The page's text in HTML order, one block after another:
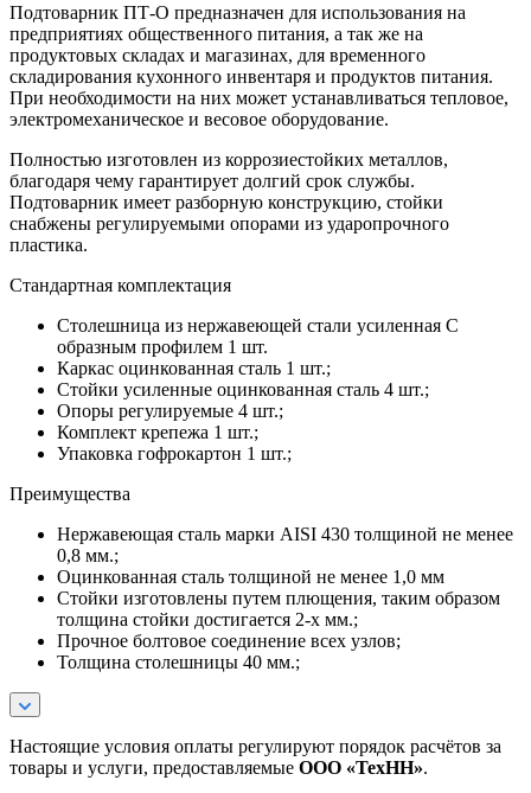
Подтоварник ПТ-О предназначен для использования на
предприятиях общественного питания, а так же на
продуктовых складах и магазинах, для временного
складирования кухонного инвентаря и продуктов питания.
При необходимости на них может устанавливаться тепловое,
электромеханическое и весовое оборудование.
Полностью изготовлен из коррозиестойких металлов,
благодаря чему гарантирует долгий срок службы.
Подтоварник имеет разборную конструкцию, стойки
снабжены регулируемыми опорами из ударопрочного
пластика.
Стандартная комплектация
Столешница из нержавеющей стали усиленная С
образным профилем 1 шт.
Каркас оцинкованная сталь 1 шт.;
Стойки усиленные оцинкованная сталь 4 шт.;
Опоры регулируемые 4 шт.;
Комплект крепежа 1 шт.;
Упаковка гофрокартон 1 шт.;
Преимущества
Нержавеющая сталь марки AISI 430 толщиной не менее
0,8 мм.;
Оцинкованная сталь толщиной не менее 1,0 мм
Стойки изготовлены путем плющения, таким образом
толщина стойки достигается 2-х мм.;
Прочное болтовое соединение всех узлов;
Толщина столешницы 40 мм.;
Настоящие условия оплаты регулируют порядок расчётов за
товары и услуги, предоставляемые ООО «ТехНН».